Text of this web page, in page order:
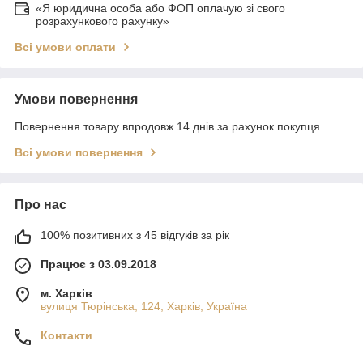
«Я юридична особа або ФОП оплачую зі свого
розрахункового рахунку»
Всі умови оплати
Умови повернення
Повернення товару впродовж 14 днів за рахунок покупця
Всі умови повернення
Про нас
100% позитивних з 45 відгуків за рік
Працює з 03.09.2018
м. Харків
вулиця Тюрінська, 124, Харків, Україна
Контакти